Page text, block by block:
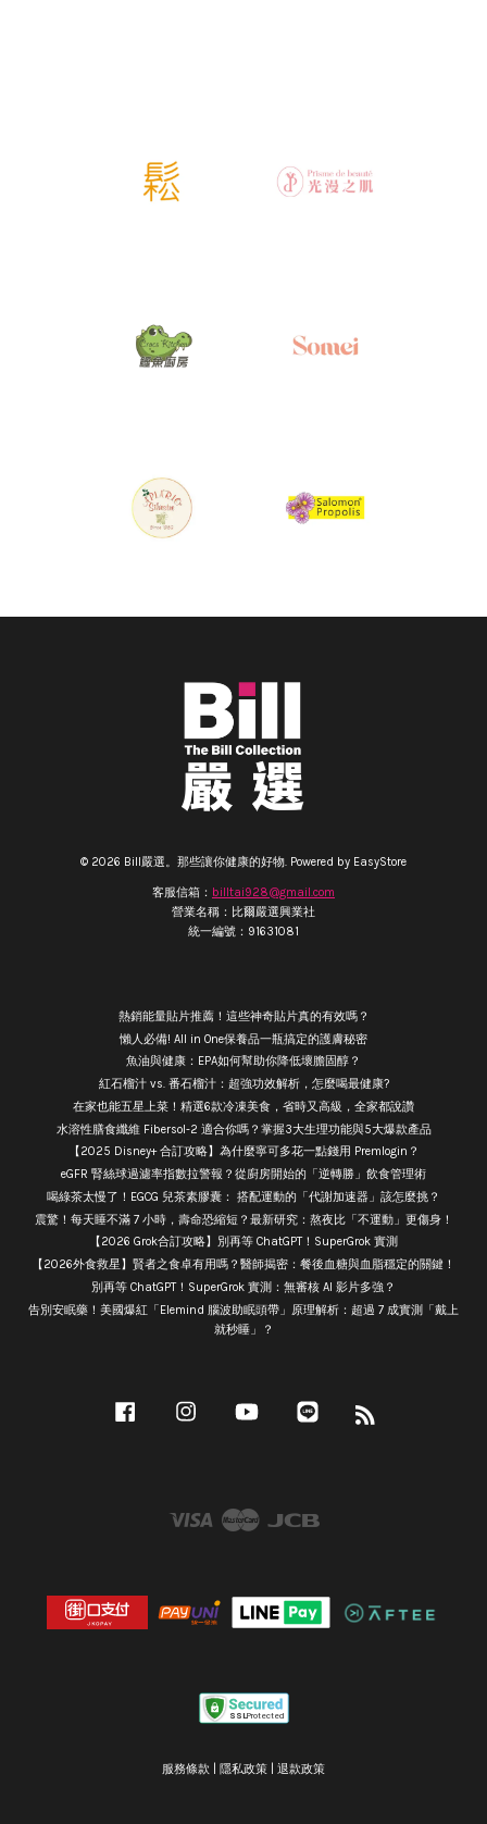
© 2026 Bill嚴選。那些讓你健康的好物. Powered by EasyStore
客服信箱： billtai928@gmail.com
營業名稱：比爾嚴選興業社
統一編號：91631081
熱銷能量貼片推薦！這些神奇貼片真的有效嗎？
懶人必備! All in One保養品一瓶搞定的護膚秘密
魚油與健康：EPA如何幫助你降低壞膽固醇？
紅石榴汁 vs. 番石榴汁：超強功效解析，怎麼喝最健康?
在家也能五星上菜！精選6款冷凍美食，省時又高級，全家都說讚
水溶性膳食纖維 Fibersol-2 適合你嗎？掌握3大生理功能與5大爆款產品
【2025 Disney+ 合訂攻略】為什麼寧可多花一點錢用 Premlogin？
eGFR 腎絲球過濾率指數拉警報？從廚房開始的「逆轉勝」飲食管理術
喝綠茶太慢了！EGCG 兒茶素膠囊： 搭配運動的「代謝加速器」該怎麼挑？
震驚！每天睡不滿 7 小時，壽命恐縮短？最新研究：熬夜比「不運動」更傷身！
【2026 Grok合訂攻略】別再等 ChatGPT！SuperGrok 實測
【2026外食救星】賢者之食卓有用嗎？醫師揭密：餐後血糖與血脂穩定的關鍵！
別再等 ChatGPT！SuperGrok 實測：無審核 AI 影片多強？
告別安眠藥！美國爆紅「Elemind 腦波助眠頭帶」原理解析：超過 7 成實測「戴上
就秒睡」？
Facebook Instagram YouTube
Visa Master
服務條款 隱私政策 退款政策